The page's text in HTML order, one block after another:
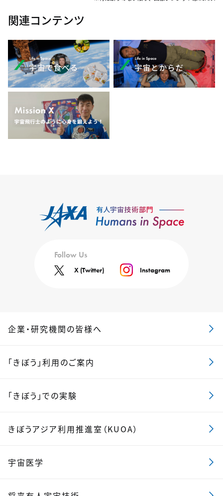
関連コンテンツ
Follow Us
X (Twitter) Instagram
企業・研究機関の皆様へ
「きぼう」利用のご案内
「きぼう」での実験
きぼうアジア利用推進室（KUOA）
宇宙医学